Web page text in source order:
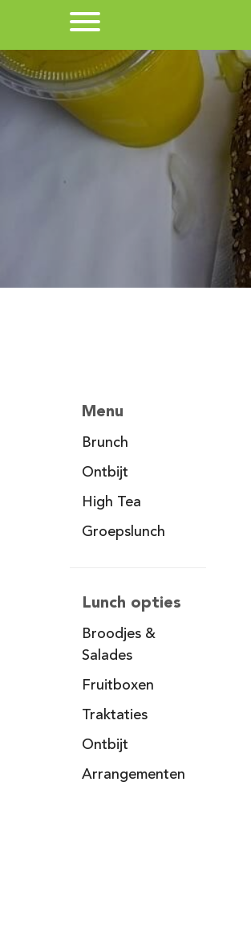
Menu
Brunch
Ontbijt
High Tea
Groepslunch
Lunch opties
Broodjes &
Salades
Fruitboxen
Traktaties
Ontbijt
Arrangementen